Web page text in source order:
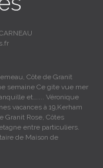
Côte de Granit
semaine Ce gite vue mer
et….... Véronique
vacances à 19,Kerham
Granit Rose, Côtes
entre particuliers.
de Maison de